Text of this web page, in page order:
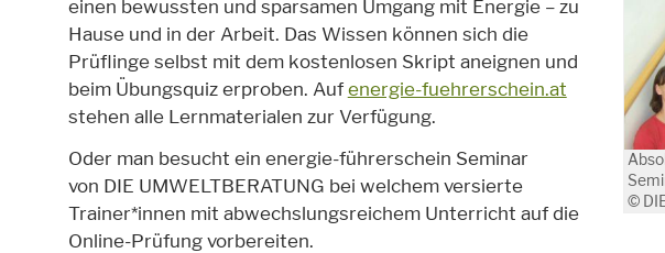
©
einen bewussten und sparsamen Umgang mit Energie – zu
Hause und in der Arbeit. Das Wissen können sich die
Prüflinge selbst mit dem kostenlosen Skript aneignen und
beim Übungsquiz erproben. Auf energie-fuehrerschein.at
stehen alle Lernmaterialen zur Verfügung.
Oder man besucht ein energie-führerschein Seminar
von DIE UMWELTBERATUNG bei welchem versierte
Trainer*innen mit abwechslungsreichem Unterricht auf die
Online-Prüfung vorbereiten.